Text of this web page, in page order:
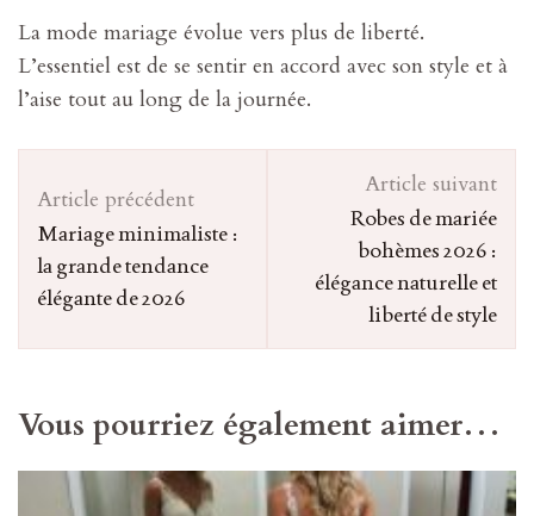
La mode mariage évolue vers plus de liberté.
L’essentiel est de se sentir en accord avec son style et à
l’aise tout au long de la journée.
Navigation
d'article
Article précédent
Mariage minimaliste :
la grande tendance
élégante de 2026
Article suivant
Robes de mariée
bohèmes 2026 :
élégance naturelle et
liberté de style
Vous pourriez également aimer…